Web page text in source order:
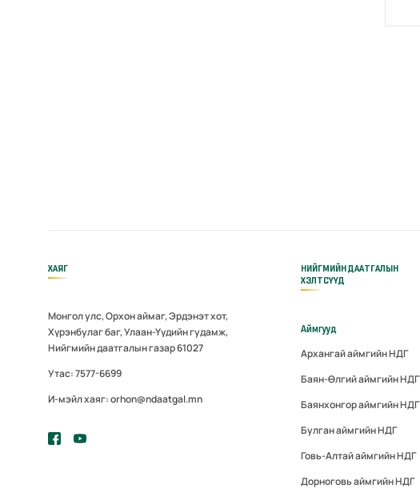
ХАЯГ
Монгол улс, Орхон аймаг, Эрдэнэт хот,
Хүрэнбулаг баг, Улаан-Үүдийн гудамж,
Нийгмийн даатгалын газар 61027
Утас: 7577-6699
И-мэйл хаяг: orhon@ndaatgal.mn
НИЙГМИЙН ДААТГАЛЫН
ХЭЛТСҮҮД
Аймгууд
Архангай аймгийн НДГ
Баян-Өлгий аймгийн НДГ
Баянхонгор аймгийн НДГ
Булган аймгийн НДГ
Говь-Алтай аймгийн НДГ
Дорноговь аймгийн НДГ